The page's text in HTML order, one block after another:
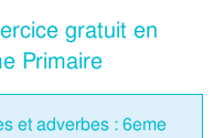
gratuit en
Primaire
et adverbes : 6eme